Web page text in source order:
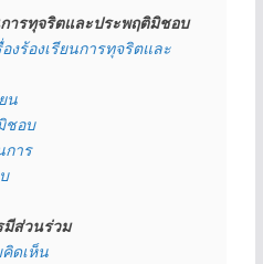
การทุจริตและประพฤติมิชอบ
งร้องเรียนการทุจริตและ
น
ชอบ
การ
มีส่วนร่วม
ดเห็น